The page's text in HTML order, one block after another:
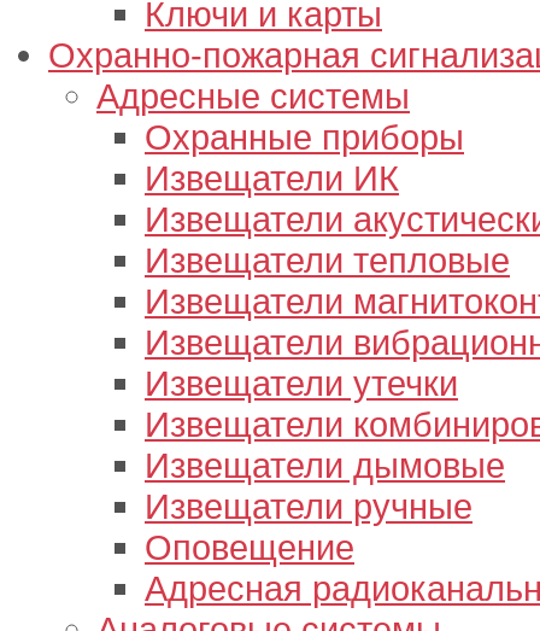
Ключи и карты
Охранно-пожарная
Адресные системы
Охранные приборы
Извещатели ИК
Извещатели
Извещатели тепловые
Извещатели
Извещатели
Извещатели утечки
Извещатели
Извещатели дымовые
Извещатели ручные
Оповещение
Адресная